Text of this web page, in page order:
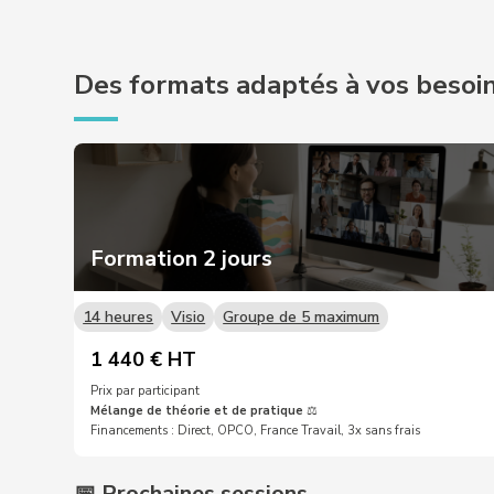
Des formats adaptés à vos
Formation 2 jours
14 heures Visio Groupe de 5 maximum
1 440 € HT
Prix par participant
Mélange de théorie et de pratique⚖️
Financements : Direct, OPCO, France Travail, 3x sans frais